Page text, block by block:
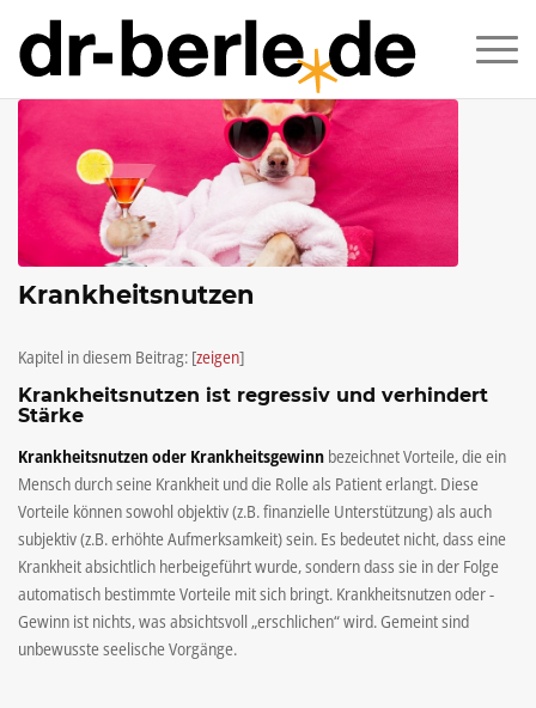
Krankheitsnutzen
Kapitel in diesem Beitrag: [zeigen]
Krankheitsnutzen ist regressiv und verhindert
Stärke
Krankheitsnutzen oder Krankheitsgewinn bezeichnet Vorteile, die ein
Mensch durch seine Krankheit und die Rolle als Patient erlangt. Diese
Vorteile können sowohl objektiv (z.B. finanzielle Unterstützung) als auch
subjektiv (z.B. erhöhte Aufmerksamkeit) sein. Es bedeutet nicht, dass eine
Krankheit absichtlich herbeigeführt wurde, sondern dass sie in der Folge
automatisch bestimmte Vorteile mit sich bringt. Krankheitsnutzen oder -
Gewinn ist nichts, was absichtsvoll „erschlichen“ wird. Gemeint sind
unbewusste seelische Vorgänge.